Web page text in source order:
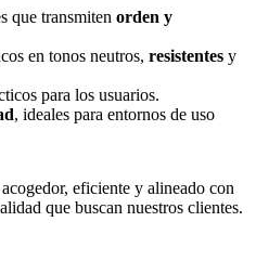
que transmiten orden y
en tonos neutros, resistentes y
para los usuarios.
, ideales para entornos de uso
eficiente y alineado con
que buscan nuestros clientes.